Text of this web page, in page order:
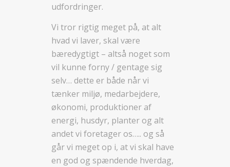
udfordringer.
Vi tror rigtig meget på, at alt
hvad vi laver, skal være
bæredygtigt – altså noget som
vil kunne forny / gentage sig
selv… dette er både når vi
tænker miljø, medarbejdere,
økonomi, produktioner af
energi, husdyr, planter og alt
andet vi foretager os….. og så
går vi meget op i, at vi skal have
en god og spændende hverdag,